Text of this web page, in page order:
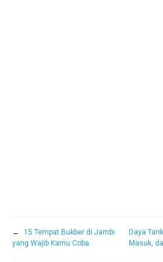
←
15 Tempat Bukber di Jambi
yang Wajib Kamu Coba
Daya
Masuk,